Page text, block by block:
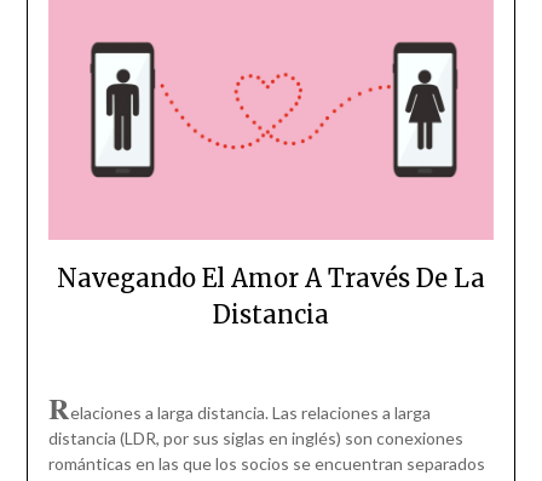
Navegando El Amor A Través De La
Distancia
Relaciones a larga distancia. Las relaciones a larga
distancia (LDR, por sus siglas en inglés) son conexiones
románticas en las que los socios se encuentran separados